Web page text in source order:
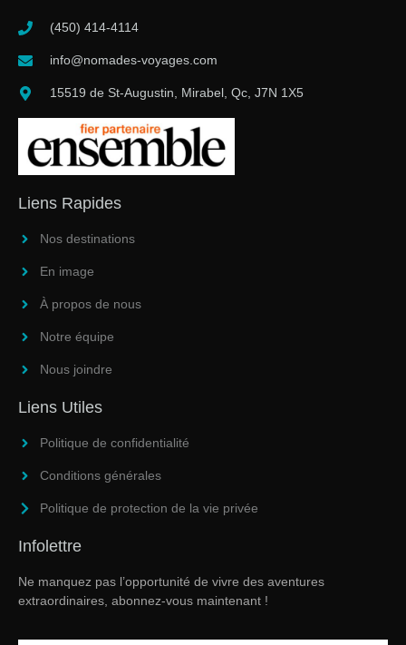
(450) 414-4114
info@nomades-voyages.com
15519 de St-Augustin, Mirabel, Qc, J7N 1X5
Liens Rapides
Nos destinations
En image
À propos de nous
Notre équipe
Nous joindre
Liens Utiles
Politique de confidentialité
Conditions générales
Politique de protection de la vie privée
Infolettre
Ne manquez pas l’opportunité de vivre des aventures
extraordinaires, abonnez-vous maintenant !